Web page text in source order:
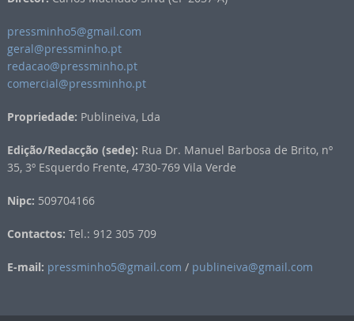
pressminho5@gmail.com
geral@pressminho.pt
redacao@pressminho.pt
comercial@pressminho.pt
Propriedade: Publineiva, Lda
Edição/Redacção (sede): Rua Dr. Manuel Barbosa de Brito, nº
35, 3º Esquerdo Frente, 4730-769 Vila Verde
Nipc: 509704166
Contactos: Tel.: 912 305 709
E-mail: pressminho5@gmail.com / publineiva@gmail.com